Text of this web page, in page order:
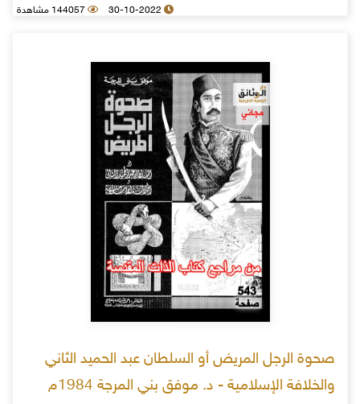
30-10-2022 144057 مشاهدة
صحوة الرجل المريض أو السلطان عبد الحميد الثاني
والخلافة الإسلامية - د. موفق بني المرجة 1984م